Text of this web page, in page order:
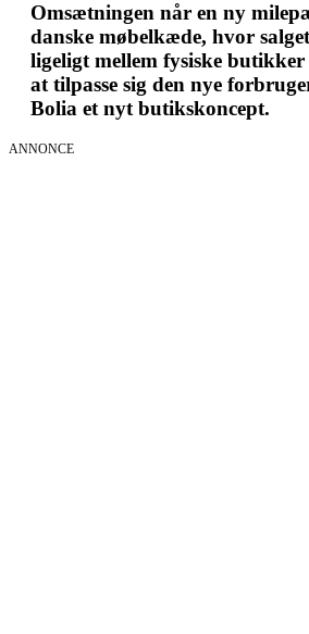
Omsætningen når en ny
danske møbelkæde, hvor
ligeligt mellem fysiske
at tilpasse sig den nye
Bolia et nyt butikskoncept.
ANNONCE